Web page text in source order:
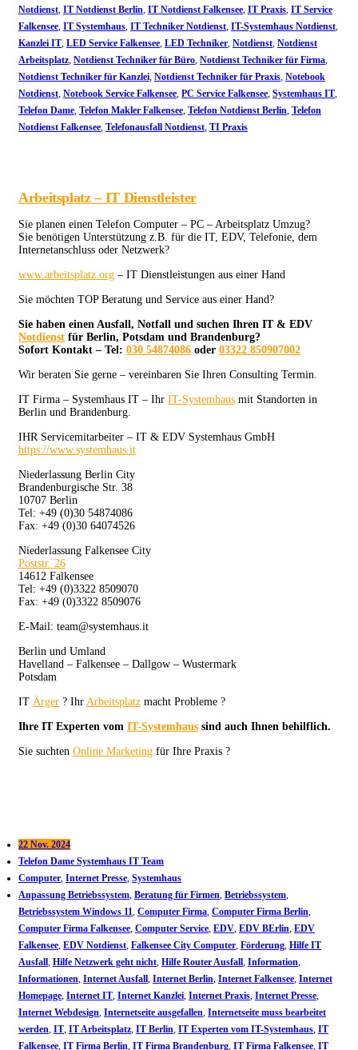
Notdienst, IT Notdienst Berlin, IT Notdienst Falkensee, IT Praxis, IT Service
Falkensee, IT Systemhaus, IT Techniker Notdienst, IT-Systemhaus Notdienst,
Kanzlei IT, LED Service Falkensee, LED Techniker, Notdienst, Notdienst
Arbeitsplatz, Notdienst Techniker für Büro, Notdienst Techniker für Firma,
Notdienst Techniker für Kanzlei, Notdienst Techniker für Praxis, Notebook
Notdienst, Notebook Service Falkensee, PC Service Falkensee, Systemhaus IT,
Telefon Dame, Telefon Makler Falkensee, Telefon Notdienst Berlin, Telefon
Notdienst Falkensee, Telefonausfall Notdienst, TI Praxis
Arbeitsplatz – IT Dienstleister
Sie planen einen Telefon Computer – PC – Arbeitsplatz Umzug?
Sie benötigen Unterstützung z.B. für die IT, EDV, Telefonie, dem
Internetanschluss oder Netzwerk?
www.arbeitsplatz.org – IT Dienstleistungen aus einer Hand
Sie möchten TOP Beratung und Service aus einer Hand?
Sie haben einen Ausfall, Notfall und suchen Ihren IT & EDV
Notdienst für Berlin, Potsdam und Brandenburg?
Sofort Kontakt – Tel: 030 54874086 oder 03322 850907002
Wir beraten Sie gerne – vereinbaren Sie Ihren Consulting Termin.
IT Firma – Systemhaus IT – Ihr IT-Systemhaus mit Standorten in
Berlin und Brandenburg.
IHR Servicemitarbeiter – IT & EDV Systemhaus GmbH
https://www.systemhaus.it
Niederlassung Berlin City
Brandenburgische Str. 38
10707 Berlin
Tel: +49 (0)30 54874086
Fax: +49 (0)30 64074526
Niederlassung Falkensee City
Poststr. 26
14612 Falkensee
Tel: +49 (0)3322 8509070
Fax: +49 (0)3322 8509076
E-Mail: team@systemhaus.it
Berlin und Umland
Havelland – Falkensee – Dallgow – Wustermark
Potsdam
IT Ärger ? Ihr Arbeitsplatz macht Probleme ?
Ihre IT Experten vom IT-Systemhaus sind auch Ihnen behilflich.
Sie suchten Online Marketing für Ihre Praxis ?
22 Nov. 2024
Telefon Dame Systemhaus IT Team
Computer, Internet Presse, Systemhaus
Anpassung Betriebssystem, Beratung für Firmen, Betriebssystem,
Betriebssystem Windows 11, Computer Firma, Computer Firma Berlin,
Computer Firma Falkensee, Computer Service, EDV, EDV BErlin, EDV
Falkensee, EDV Notdienst, Falkensee City Computer, Förderung, Hilfe IT
Ausfall, Hilfe Netzwerk geht nicht, Hilfe Router Ausfall, Information,
Informationen, Internet Ausfall, Internet Berlin, Internet Falkensee, Internet
Homepage, Internet IT, Internet Kanzlei, Internet Praxis, Internet Presse,
Internet Webdesign, Internetseite ausgefallen, Internetseite muss bearbeitet
werden, IT, IT Arbeitsplatz, IT Berlin, IT Experten vom IT-Systemhaus, IT
Falkensee, IT Firma Berlin, IT Firma Brandenburg, IT Firma Falkensee, IT